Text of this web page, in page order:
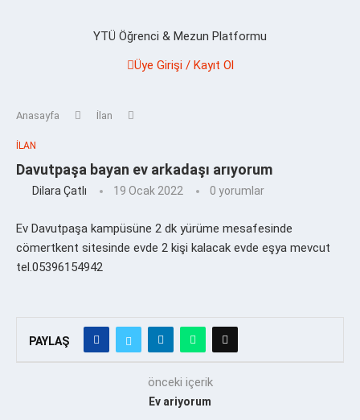
YTÜ Öğrenci & Mezun Platformu
Üye Girişi / Kayıt Ol
Anasayfa İlan
İLAN
Davutpaşa bayan ev arkadaşı arıyorum
Dilara Çatlı 19 Ocak 2022 0 yorumlar
Ev Davutpaşa kampüsüne 2 dk yürüme mesafesinde
cömertkent sitesinde evde 2 kişi kalacak evde eşya mevcut
tel.05396154942
PAYLAŞ
önceki içerik
Ev ariyorum